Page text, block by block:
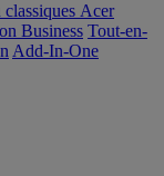
classiques Acer
Business Tout-en-
Add-In-One